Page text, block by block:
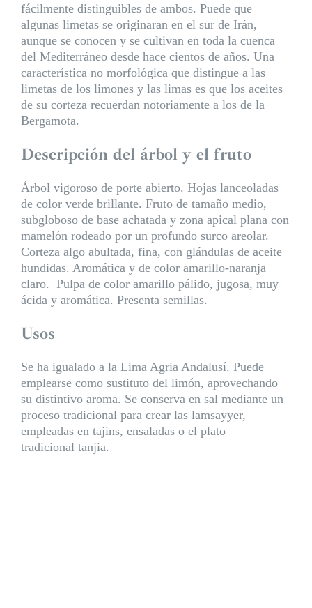
fácilmente distinguibles de ambos. Puede que
algunas limetas se originaran en el sur de Irán,
aunque se conocen y se cultivan en toda la cuenca
del Mediterráneo desde hace cientos de años. Una
característica no morfológica que distingue a las
limetas de los limones y las limas es que los aceites
de su corteza recuerdan notoriamente a los de la
Bergamota.
Descripción del árbol y el fruto
Árbol vigoroso de porte abierto. Hojas lanceoladas
de color verde brillante. Fruto de tamaño medio,
subgloboso de base achatada y zona apical plana con
mamelón rodeado por un profundo surco areolar.
Corteza algo abultada, fina, con glándulas de aceite
hundidas. Aromática y de color amarillo-naranja
claro. Pulpa de color amarillo pálido, jugosa, muy
ácida y aromática. Presenta semillas.
Usos
Se ha igualado a la Lima Agria Andalusí. Puede
emplearse como sustituto del limón, aprovechando
su distintivo aroma. Se conserva en sal mediante un
proceso tradicional para crear las lamsayyer,
empleadas en tajins, ensaladas o el plato
tradicional tanjia.